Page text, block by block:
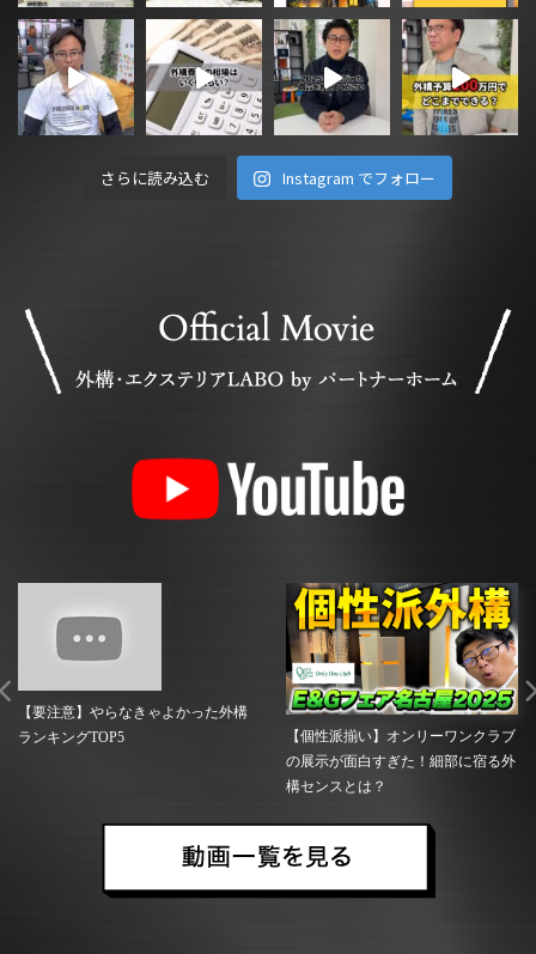
さらに読み込む Instagram でフォロー
【要注意】やらなきゃよかった外構
ランキングTOP5
【個性派揃い】オンリーワンクラブ
の展示が面白すぎた！細部に宿る外
構センスとは？